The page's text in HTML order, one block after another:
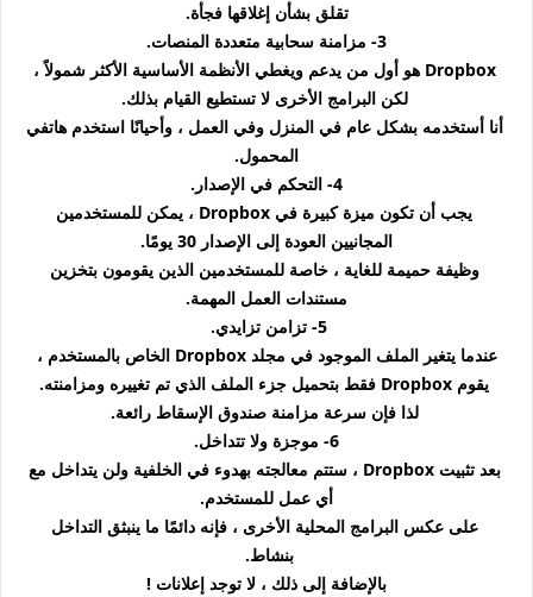
تقلق بشأن إغلاقها فجأة.
3- مزامنة سحابية متعددة المنصات.
Dropbox هو أول من يدعم ويغطي الأنظمة الأساسية الأكثر شمولاً ،
لكن البرامج الأخرى لا تستطيع القيام بذلك.
أنا أستخدمه بشكل عام في المنزل وفي العمل ، وأحيانًا استخدم هاتفي
المحمول.
4- التحكم في الإصدار.
يجب أن تكون ميزة كبيرة في Dropbox ، يمكن للمستخدمين
المجانيين العودة إلى الإصدار 30 يومًا.
وظيفة حميمة للغاية ، خاصة للمستخدمين الذين يقومون بتخزين
مستندات العمل المهمة.
5- تزامن تزايدي.
عندما يتغير الملف الموجود في مجلد Dropbox الخاص بالمستخدم ،
يقوم Dropbox فقط بتحميل جزء الملف الذي تم تغييره ومزامنته.
لذا فإن سرعة مزامنة صندوق الإسقاط رائعة.
6- موجزة ولا تتداخل.
بعد تثبيت Dropbox ، ستتم معالجته بهدوء في الخلفية ولن يتداخل مع
أي عمل للمستخدم.
على عكس البرامج المحلية الأخرى ، فإنه دائمًا ما ينبثق التداخل
بنشاط.
بالإضافة إلى ذلك ، لا توجد إعلانات !